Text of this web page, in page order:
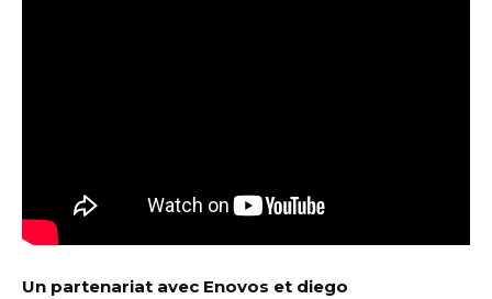
Un partenariat avec Enovos et diego